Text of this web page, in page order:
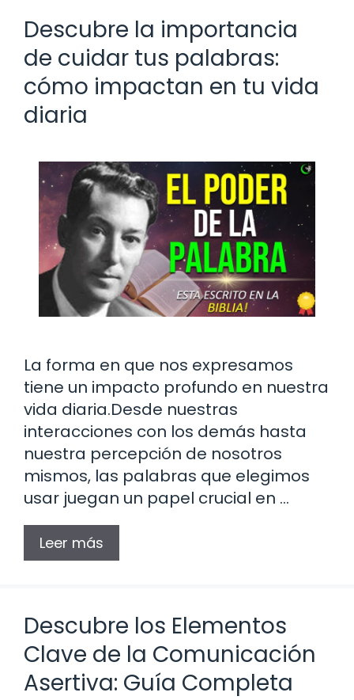
Descubre la importancia
de cuidar tus palabras:
cómo impactan en tu vida
diaria
La forma en que nos expresamos
tiene un impacto profundo en nuestra
vida diaria.Desde nuestras
interacciones con los demás hasta
nuestra percepción de nosotros
mismos, las palabras que elegimos
usar juegan un papel crucial en …
Leer más
Descubre los Elementos
Clave de la Comunicación
Asertiva: Guía Completa